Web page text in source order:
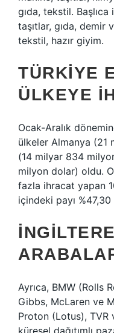
gıda, tekstil.
taşıtlar, gıda, demir
tekstil, hazır giyim.
TÜRKIYE
ÜLKEYE
Ocak-Aralık
ülkeler Almanya (21
(14 milyar 834
milyon dolar) oldu.
fazla ihracat yapan
içindeki payı
Ayrıca, BMW (Rolls
Gibbs, McLaren ve
Proton (Lotus), TVR
küresel dağıtımlı